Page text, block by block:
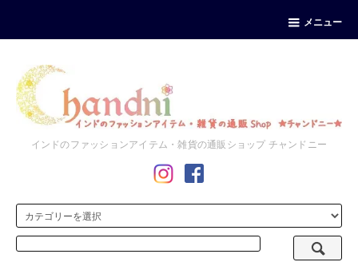
メニュー
インドのファッションアイテム・雑貨の通販ショップ チャンドニー